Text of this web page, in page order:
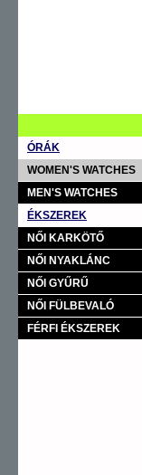
ÓRÁK
WOMEN'S WATCHES
MEN'S WATCHES
ÉKSZEREK
NŐI KARKÖTŐ
NŐI NYAKLÁNC
NŐI GYŰRŰ
NŐI FÜLBEVALÓ
FÉRFI ÉKSZEREK